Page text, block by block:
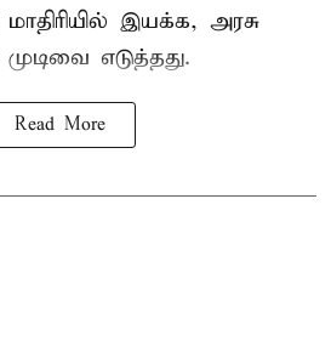
இயக்க, அரசு
எடுத்தது.
Read More